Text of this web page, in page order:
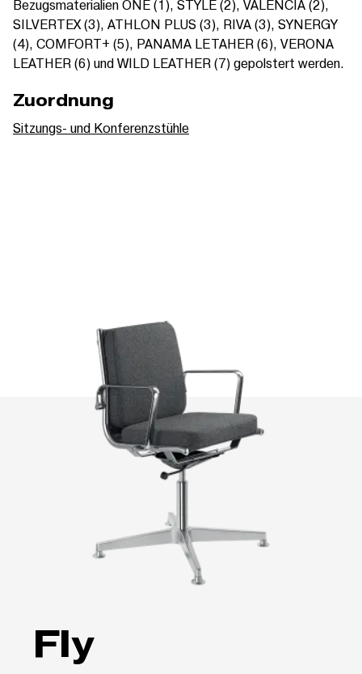
Bezugsmaterialien ONE (1), STYLE (2), VALENCIA (2),
SILVERTEX (3), ATHLON PLUS (3), RIVA (3), SYNERGY
(4), COMFORT+ (5), PANAMA LETAHER (6), VERONA
LEATHER (6) und WILD LEATHER (7) gepolstert werden.
Zuordnung
Sitzungs- und Konferenzstühle
Fly